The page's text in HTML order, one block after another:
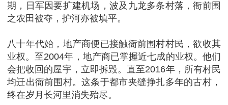
期，日军因要扩建机场，波及九龙多条村落，衙前围
之农田被夺，护河亦被填平。
八十年代始，地产商便已接触衙前围村村民，欲收其
业权。至2004年，地产商已掌握近七成的业权。他们
会把收回的屋宇，立即拆毁。直至2016年，所有村民
均迁出衙前围村。这条于都市夹缝挣扎多年的古村，
终在岁月长河里消失殆尽。